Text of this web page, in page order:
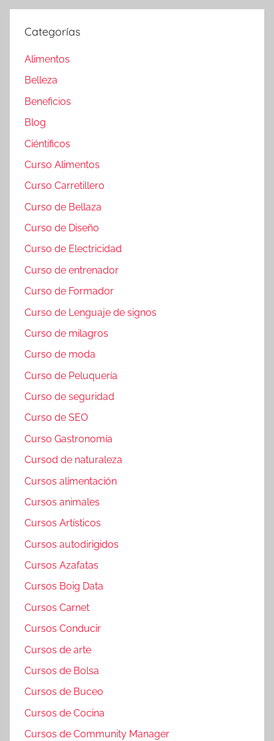
Categorías
Alimentos
Belleza
Beneficios
Blog
Ciéntificos
Curso Alimentos
Curso Carretillero
Curso de Bellaza
Curso de Diseño
Curso de Electricidad
Curso de entrenador
Curso de Formador
Curso de Lenguaje de signos
Curso de milagros
Curso de moda
Curso de Peluquería
Curso de seguridad
Curso de SEO
Curso Gastronomía
Cursod de naturaleza
Cursos alimentación
Cursos animales
Cursos Artísticos
Cursos autodirigidos
Cursos Azafatas
Cursos Boig Data
Cursos Carnet
Cursos Conducir
Cursos de arte
Cursos de Bolsa
Cursos de Buceo
Cursos de Cocina
Cursos de Community Manager